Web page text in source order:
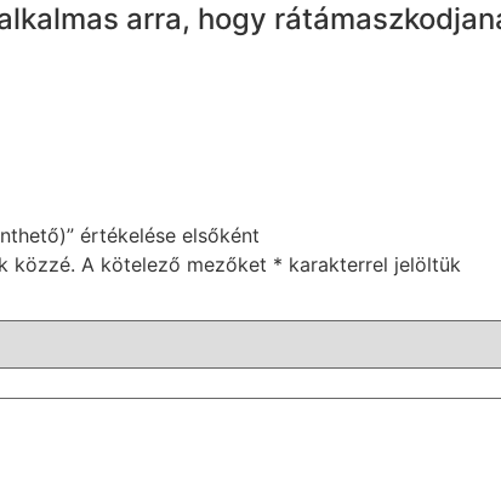
arra, hogy
értékelése elsőként
közzé. A kötelező mezőket * karakterrel jelöltük